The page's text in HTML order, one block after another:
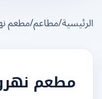
/مطاعم/مطعم نهروان
مطعم نهروان